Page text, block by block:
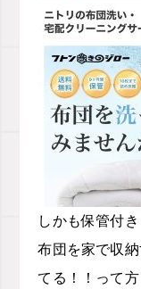
しかも保管付き
布団を家で収
てる！！って方